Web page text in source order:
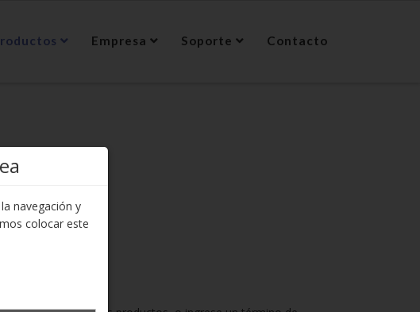
Empresa Soporte Contacto
navegación y
colocar este